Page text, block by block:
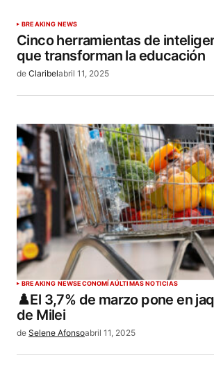
BREAKING NEWS
Cinco herramientas de
que transforman la educación
de Claribelabril 11, 2025
BREAKING NEWSECONOMÍAÚLTIMAS NOTICIAS
♟️El 3,7% de marzo pone en
de Milei
de Selene Afonsoabril 11, 2025